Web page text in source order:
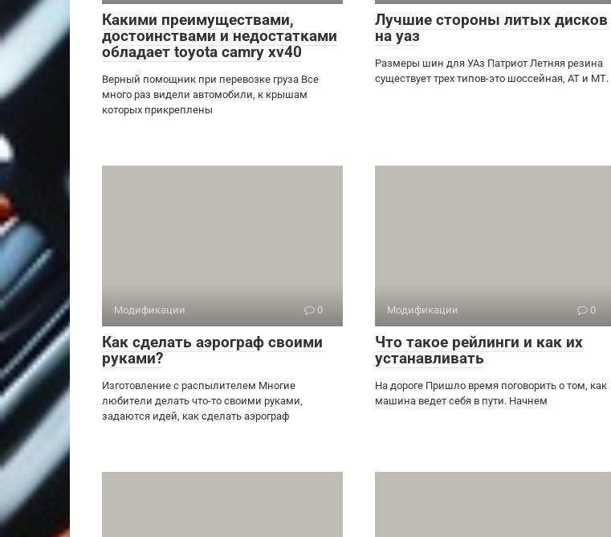
Какими преимуществами,
достоинствами и недостатками
обладает toyota camry xv40
Верный помощник при перевозке груза Все
много раз видели автомобили, к крышам
которых прикреплены
Лучшие стороны литых дисков
на уаз
Размеры шин для УАз Патриот Летняя резина
существует трех типов-это шоссейная, АТ и МТ.
Модификации 0
Как сделать аэрограф своими
руками?
Изготовление с распылителем Многие
любители делать что-то своими руками,
задаются идей, как сделать аэрограф
Модификации 0
Что такое рейлинги и как их
устанавливать
На дороге Пришло время поговорить о том, как
машина ведет себя в пути. Начнем